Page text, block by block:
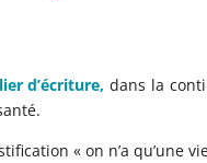
d’écriture,dans la
« on n’a